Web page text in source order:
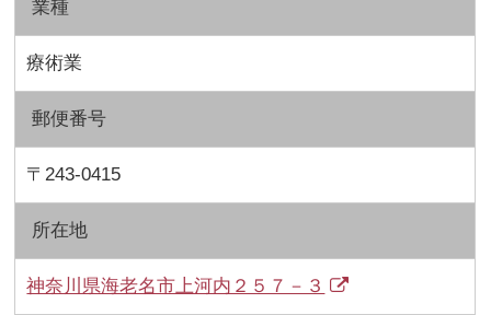
業種
療術業
郵便番号
〒243-0415
所在地
神奈川県海老名市上河内２５７－３